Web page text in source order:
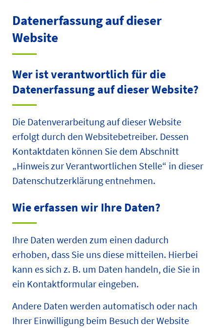
Datenerfassung auf dieser
Website
Wer ist verantwortlich für die
Datenerfassung auf dieser Website?
Die Datenverarbeitung auf dieser Website
erfolgt durch den Websitebetreiber. Dessen
Kontaktdaten können Sie dem Abschnitt
„Hinweis zur Verantwortlichen Stelle“ in dieser
Datenschutzerklärung entnehmen.
Wie erfassen wir Ihre Daten?
Ihre Daten werden zum einen dadurch
erhoben, dass Sie uns diese mitteilen. Hierbei
kann es sich z. B. um Daten handeln, die Sie in
ein Kontaktformular eingeben.
Andere Daten werden automatisch oder nach
Ihrer Einwilligung beim Besuch der Website